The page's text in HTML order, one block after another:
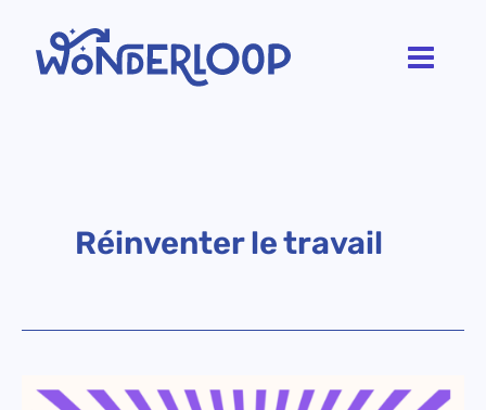
contenu
Réinventer le travail
Beau